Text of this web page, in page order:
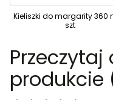
Kieliszki do margarity 360
szt
produkcie